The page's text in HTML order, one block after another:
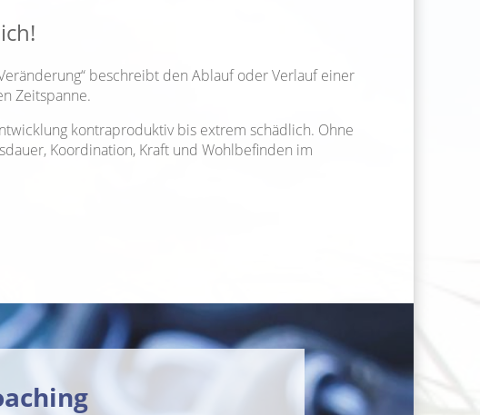
beschreibt den Ablauf oder Verlauf einer
Zeitspanne.
kontraproduktiv bis extrem schädlich. Ohne
Koordination, Kraft und Wohlbefinden im